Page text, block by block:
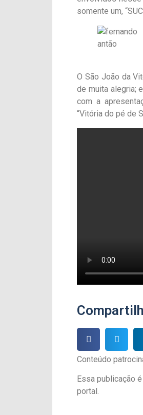
somente um,
O São João da
de muita alegria;
com a
“Vitória do pé de
Conteúdo
Essa publicação
portal.